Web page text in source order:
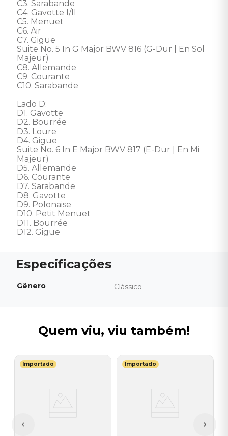
C3. Sarabande
C4. Gavotte I/II
C5. Menuet
C6. Air
C7. Gigue
Suite No. 5 In G Major BWV 816 (G-Dur | En Sol
Majeur)
C8. Allemande
C9. Courante
C10. Sarabande
Lado D:
D1. Gavotte
D2. Bourrée
D3. Loure
D4. Gigue
Suite No. 6 In E Major BWV 817 (E-Dur | En Mi
Majeur)
D5. Allemande
D6. Courante
D7. Sarabande
D8. Gavotte
D9. Polonaise
D10. Petit Menuet
D11. Bourrée
D12. Gigue
Gênero Clássico
Quem viu, viu também!
Importado Importado